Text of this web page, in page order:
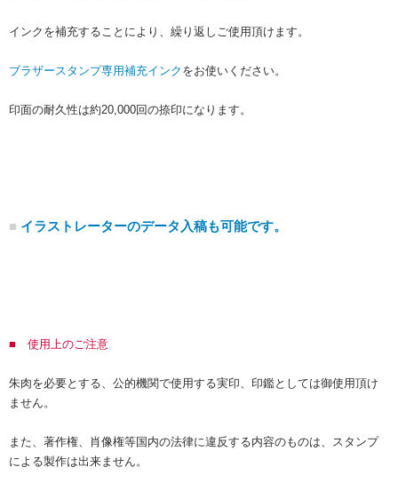
インクを補充することにより、繰り返しご使用頂けます。
ブラザースタンプ専用補充インク をお使いください。
印面の耐久性は約20,000回の捺印になります。
■ イラストレーターのデータ入稿も可能です。
■ 使用上のご注意
朱肉を必要とする、公的機関で使用する実印、印鑑としては御使用頂け
ません。
また、著作権、肖像権等国内の法律に違反する内容のものは、スタンプ
による製作は出来ません。